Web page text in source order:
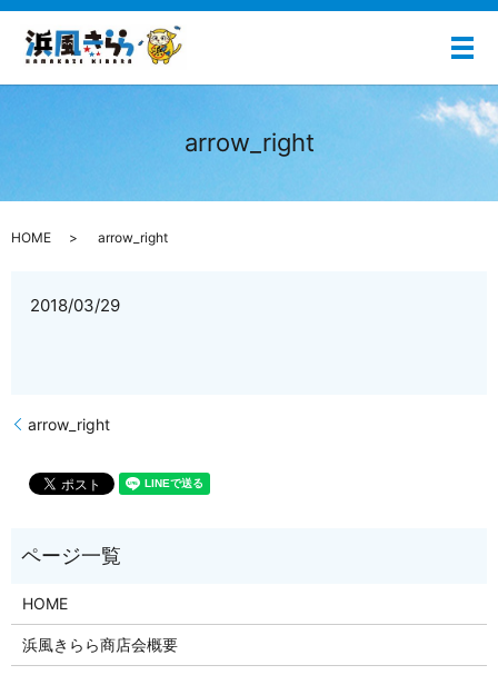
メ
arrow_right
HOME arrow_right
2018/03/29
arrow_right
HOME
浜風きらら商店会概要